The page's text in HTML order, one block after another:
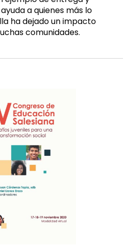
a quienes más lo
ha dejado un impacto
comunidades.